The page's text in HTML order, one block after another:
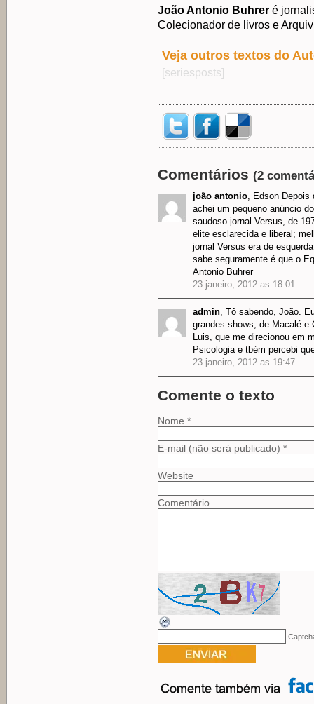
João Antonio Buhrer é
Colecionador de livros e
Veja outros textos do
[seriesposts]
Comentários (2
joão antonio, Edson Depois
achei um pequeno anúncio
saudoso jornal Versus, de
elite esclarecida e liberal;
jornal Versus era de
sabe seguramente é que o
Antonio Buhrer
23 janeiro, 2012 as 18:01
admin, Tô sabendo, João.
grandes shows, de Macalé e
Luis, que me direcionou em
Psicologia e tbém percebi
23 janeiro, 2012 as 19:47
Comente o texto
Nome *
E-mail (não será publicado) *
Website
Comentário